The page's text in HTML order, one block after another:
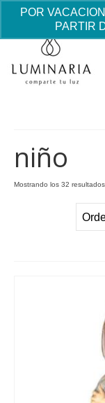
POR
PARTIR
niño
Mostrando los 32 resultados